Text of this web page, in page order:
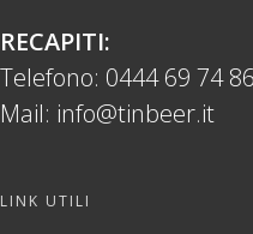
RECAPITI:
Telefono: 0444 69 74 86
Mail: info@tinbeer.it
LINK UTILI